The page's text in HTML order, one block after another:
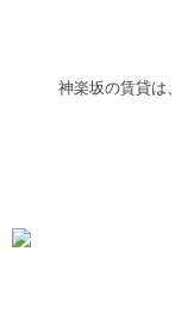
神楽坂の賃貸は